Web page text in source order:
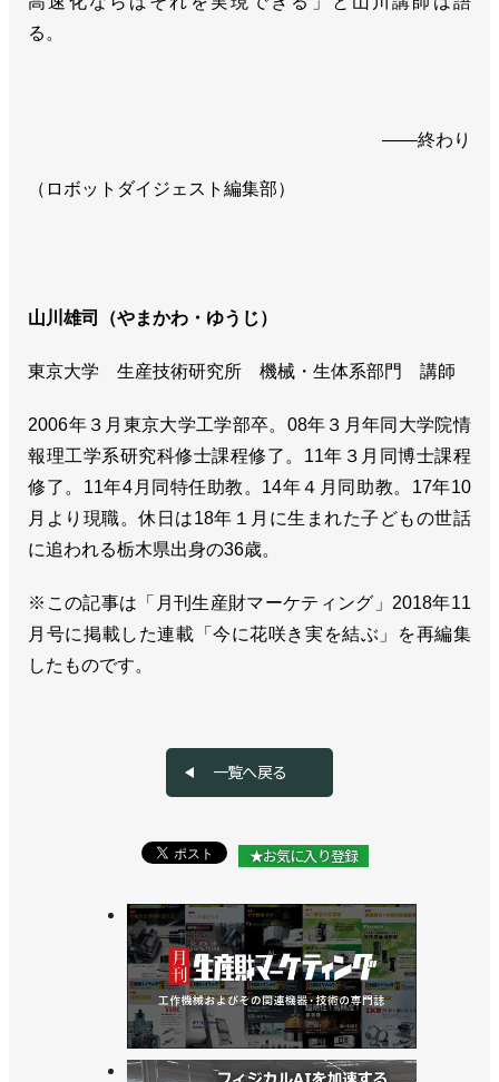
る。
——終わり
（ロボットダイジェスト編集部）
山川雄司（やまかわ・ゆうじ）
東京大学 生産技術研究所 機械・生体系部門 講師
2006年３月東京大学工学部卒。08年３月年同大学院情
報理工学系研究科修士課程修了。11年３月同博士課程
修了。11年4月同特任助教。14年４月同助教。17年10
月より現職。休日は18年１月に生まれた子どもの世話
に追われる栃木県出身の36歳。
※この記事は「月刊生産財マーケティング」2018年11
月号に掲載した連載「今に花咲き実を結ぶ」を再編集
したものです。
一覧へ戻る
★お気に入り登録